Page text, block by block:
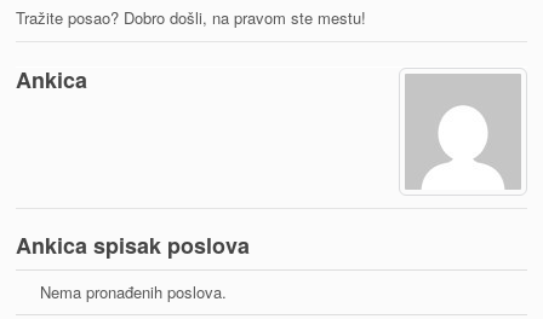
Tražite posao? Dobro došli, na pravom ste mestu!
Ankica
Ankica spisak poslova
Nema pronađenih poslova.